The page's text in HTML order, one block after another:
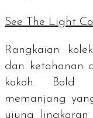
See The Light
Rangkaian
dan ketahanan
kokoh. Bold
memanjang
ujung